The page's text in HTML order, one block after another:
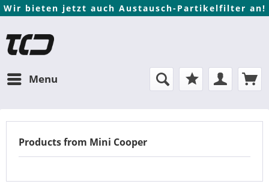
Wir bieten jetzt auch Austausch-Partikelfilter an!
Menu
Products from Mini Cooper